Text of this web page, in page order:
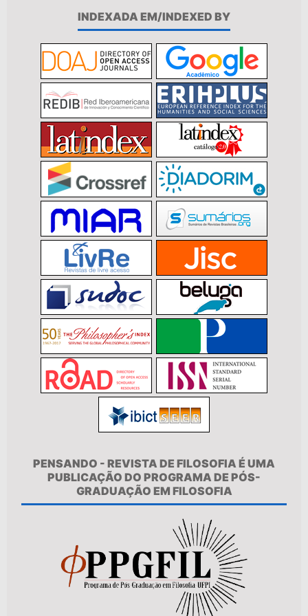
INDEXADA EM/INDEXED BY
PENSANDO - REVISTA DE FILOSOFIA É UMA
PUBLICAÇÃO DO PROGRAMA DE PÓS-
GRADUAÇÃO EM FILOSOFIA